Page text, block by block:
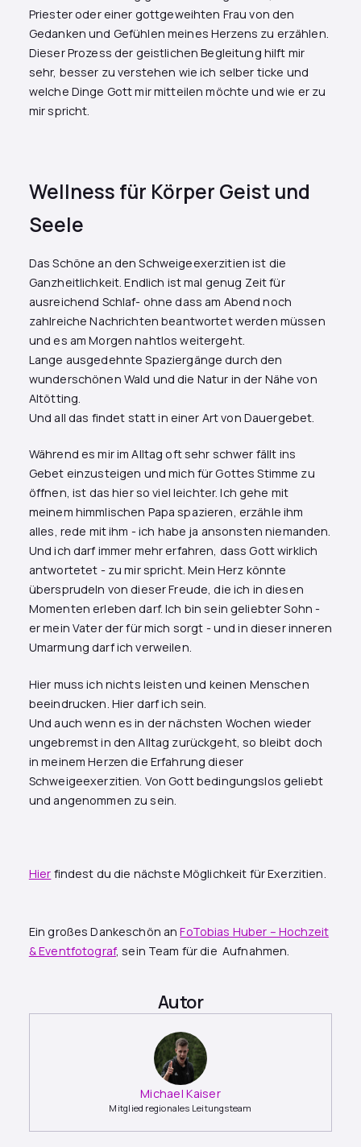
Priester oder einer gottgeweihten Frau von den
Gedanken und Gefühlen meines Herzens zu erzählen.
Dieser Prozess der geistlichen Begleitung hilft mir
sehr, besser zu verstehen wie ich selber ticke und
welche Dinge Gott mir mitteilen möchte und wie er zu
mir spricht.
Wellness für Körper Geist und
Seele
Das Schöne an den Schweigeexerzitien ist die
Ganzheitlichkeit. Endlich ist mal genug Zeit für
ausreichend Schlaf- ohne dass am Abend noch
zahlreiche Nachrichten beantwortet werden müssen
und es am Morgen nahtlos weitergeht.
Lange ausgedehnte Spaziergänge durch den
wunderschönen Wald und die Natur in der Nähe von
Altötting.
Und all das findet statt in einer Art von Dauergebet.
Während es mir im Alltag oft sehr schwer fällt ins
Gebet einzusteigen und mich für Gottes Stimme zu
öffnen, ist das hier so viel leichter. Ich gehe mit
meinem himmlischen Papa spazieren, erzähle ihm
alles, rede mit ihm - ich habe ja ansonsten niemanden.
Und ich darf immer mehr erfahren, dass Gott wirklich
antwortetet - zu mir spricht. Mein Herz könnte
übersprudeln von dieser Freude, die ich in diesen
Momenten erleben darf. Ich bin sein geliebter Sohn -
er mein Vater der für mich sorgt - und in dieser inneren
Umarmung darf ich verweilen.
Hier muss ich nichts leisten und keinen Menschen
beeindrucken. Hier darf ich sein.
Und auch wenn es in der nächsten Wochen wieder
ungebremst in den Alltag zurückgeht, so bleibt doch
in meinem Herzen die Erfahrung dieser
Schweigeexerzitien. Von Gott bedingungslos geliebt
und angenommen zu sein.
Hier findest du die nächste Möglichkeit für Exerzitien.
Ein großes Dankeschön anFoTobias Huber – Hochzeit
& Eventfotograf, sein Team für die Aufnahmen.
Autor
Michael Kaiser
Mitglied regionales Leitungsteam